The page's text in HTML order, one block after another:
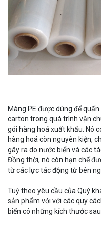
Màng PE được dùng để
carton trong quá trình vận
gói hàng hoá xuất khẩu. Nó
hàng hoá còn nguyên kiện,
gây ra do nước biển và các
Đồng thời, nó còn hạn chế
từ các lực tác động từ bên
Tuỳ theo yêu cầu của Quý
sản phẩm với với các quy
biến có những kích thước